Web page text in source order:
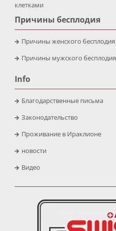
клетками
Причины бесплодия
Причины женского бесплодия
Причины мужского бесплодия
Info
Благодарственные письма
Законодательство
Проживание в Ираклионе
новости
Видео